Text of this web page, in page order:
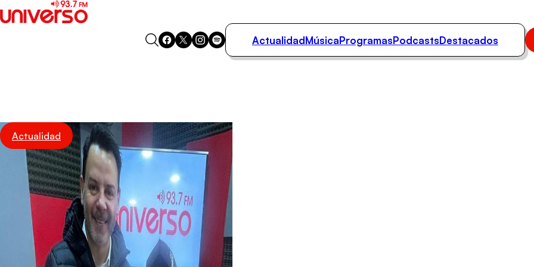
Podcasts
Destacados
ActualidadMúsicaProgramasPodcastsDestacados
Actualidad